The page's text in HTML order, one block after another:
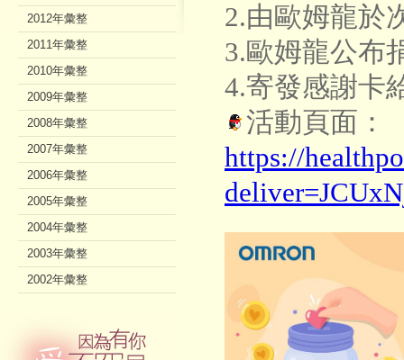
2.由歐姆龍於
3.歐姆龍公布
4.寄發感謝卡
活動頁面：
https://
2012年彙整
2011年彙整
2010年彙整
2009年彙整
2008年彙整
2007年彙整
2006年彙整
2005年彙整
2004年彙整
2003年彙整
2002年彙整